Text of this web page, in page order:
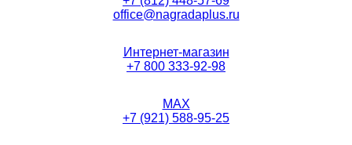
office@nagradaplus.ru
Интернет-магазин
+7 800 333-92-98
MAX
+7 (921) 588-95-25